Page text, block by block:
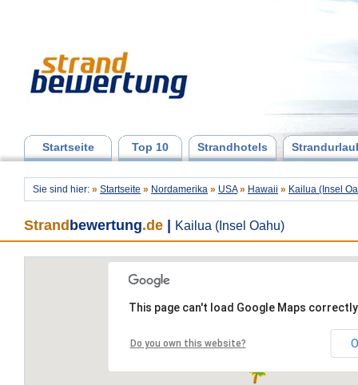
Startseite Top 10 Strandhotels
Sie sind hier: » Startseite » Nordamerika » USA » Hawaii » Kailua (Insel
Strand bewertung.de Kailua (Insel Oahu)
This page can't load Google Maps
Do you own this website?